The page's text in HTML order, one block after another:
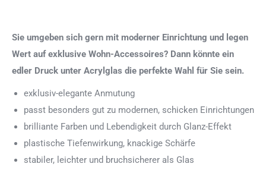
Sie umgeben sich gern mit moderner Einrichtung und legen
Wert auf exklusive Wohn-Accessoires? Dann könnte ein
edler Druck unter Acrylglas die perfekte Wahl für Sie sein.
exklusiv-elegante Anmutung
passt besonders gut zu modernen, schicken Einrichtungen
brilliante Farben und Lebendigkeit durch Glanz-Effekt
plastische Tiefenwirkung, knackige Schärfe
stabiler, leichter und bruchsicherer als Glas